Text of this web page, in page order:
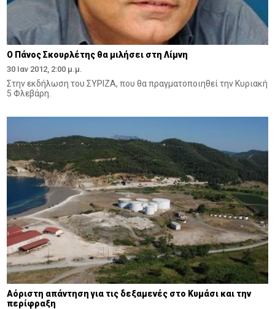
Ο Πάνος Σκουρλέτης θα μιλήσει στη Λίμνη
30 Ιαν 2012, 2:00 μ.μ.
Στην εκδήλωση του ΣΥΡΙΖΑ, που θα πραγματοποιηθεί την Κυριακή
5 Φλεβάρη.
Αόριστη απάντηση για τις δεξαμενές στο Κυμάσι και την
περίφραξη